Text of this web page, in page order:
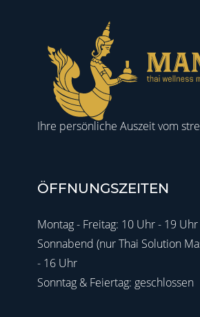
Ihre persönliche Auszeit vom
ÖFFNUNGSZEITEN
Montag - Freitag: 10 Uhr - 19 Uhr
Sonnabend (nur Thai Solution
- 16 Uhr
Sonntag & Feiertag: geschlossen